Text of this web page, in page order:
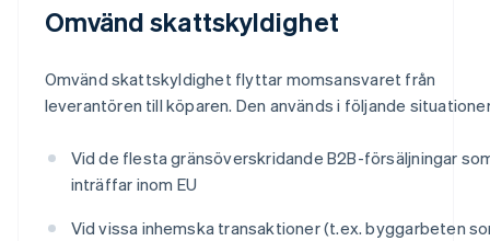
Omvänd skattskyldighet
Omvänd skattskyldighet flyttar momsansvaret från
leverantören till köparen. Den används i följande
Vid de flesta gränsöverskridande B2B-försäljningar
inträffar inom EU
Vid vissa inhemska transaktioner (t.ex. byggarbeten